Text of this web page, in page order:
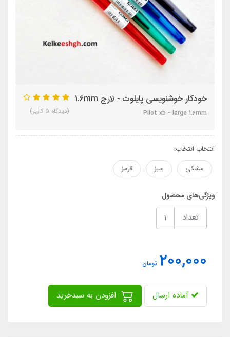
خودکار خوشنویسی پایلوت - لارج 1.6mm
Pilot xb - large 1.6mm (دیدگاه 5 کاربر)
انتخاب انتخاب:
مشکی
سبز قرمز
ویژگی‌های محصول
تعداد
200,000 تومان
آماده ارسال